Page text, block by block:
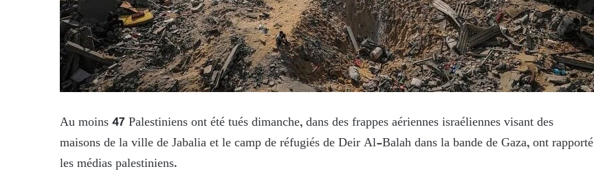
Au moins 47 Palestiniens ont été tués dimanche, dans des frappes aériennes israéliennes visant des
maisons de la ville de Jabalia et le camp de réfugiés de Deir Al-Balah dans la bande de Gaza, ont rapporté
les médias palestiniens.